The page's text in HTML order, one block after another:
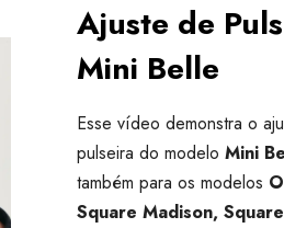
Ajuste de
Mini Belle
Esse vídeo demonstra o
pulseira do modelo Mini
também para os modelos
Square Madison,